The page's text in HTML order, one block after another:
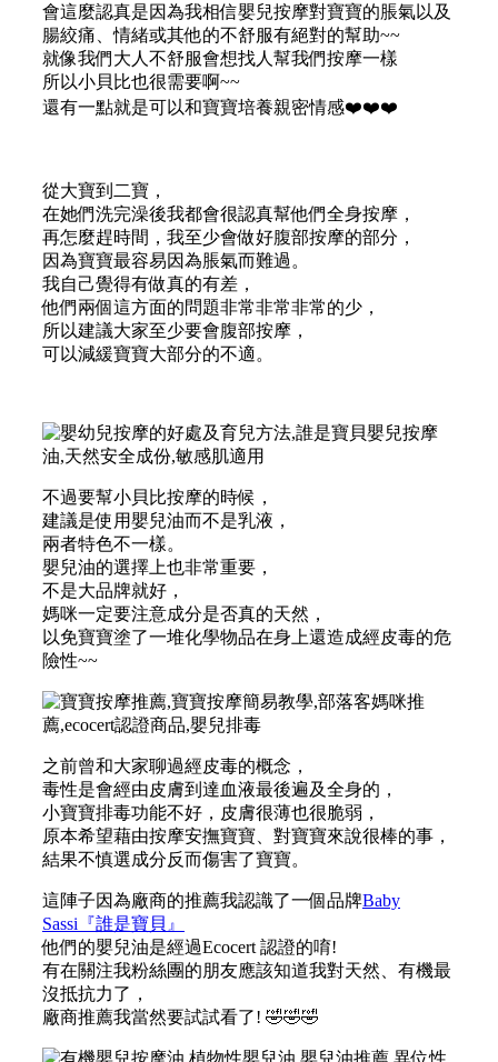
會這麼認真是因為我相信嬰兒按摩對寶寶的脹氣以及
腸絞痛、情緒或其他的不舒服有絕對的幫助~~
就像我們大人不舒服會想找人幫我們按摩一樣
所以小貝比也很需要啊~~
還有一點就是可以和寶寶培養親密情感❤️❤️❤️
從大寶到二寶，
在她們洗完澡後我都會很認真幫他們全身按摩，
再怎麼趕時間，我至少會做好腹部按摩的部分，
因為寶寶最容易因為脹氣而難過。
我自己覺得有做真的有差，
他們兩個這方面的問題非常非常非常的少，
所以建議大家至少要會腹部按摩，
可以減緩寶寶大部分的不適。
不過要幫小貝比按摩的時候，
建議是使用嬰兒油而不是乳液，
兩者特色不一樣。
嬰兒油的選擇上也非常重要，
不是大品牌就好，
媽咪一定要注意成分是否真的天然，
以免寶寶塗了一堆化學物品在身上還造成經皮毒的危
險性~~
之前曾和大家聊過經皮毒的概念，
毒性是會經由皮膚到達血液最後遍及全身的，
小寶寶排毒功能不好，皮膚很薄也很脆弱，
原本希望藉由按摩安撫寶寶、對寶寶來說很棒的事，
結果不慎選成分反而傷害了寶寶。
這陣子因為廠商的推薦我認識了一個品牌Baby
Sassi『誰是寶貝』
他們的嬰兒油是經過Ecocert 認證的唷!
有在關注我粉絲團的朋友應該知道我對天然、有機最
沒抵抗力了，
廠商推薦我當然要試試看了! 🤣🤣🤣